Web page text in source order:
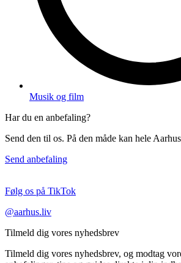
Musik og film
Har du en anbefaling?
Send den til os. På den måde kan hele
Send anbefaling
Følg os på TikTok
@aarhus.liv
Tilmeld dig vores nyhedsbrev
Tilmeld dig vores nyhedsbrev, og modtag